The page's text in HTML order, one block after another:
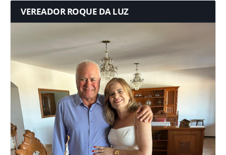
VEREADOR ROQUE DA LUZ